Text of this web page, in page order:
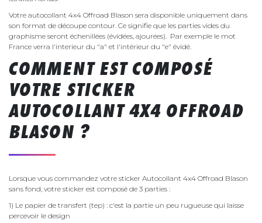
Votre autocollant 4x4 Offroad Blason sera disponible uniquement dans
son format de découpe contour. Ce signifie que les parties vides du
graphisme seront échenillées (évidées, ajourées). Par exemple le mot
France verra l'interieur du "a" et l'intérieur du "e" évidé.
COMMENT EST COMPOSÉ
VOTRE STICKER
AUTOCOLLANT 4X4 OFFROAD
BLASON ?
Lorsque vous commandez votre sticker Autocollant 4x4 Offroad Blason
sans fond, votre sticker est composé de 3 parties :
1) Le papier de transfert (tep) : c'est la partie un peu rugueuse qui laisse
percevoir le design